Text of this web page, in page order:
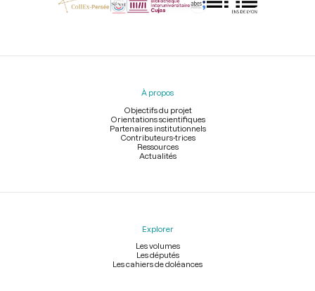
Menu
À propos
Objectifs du projet
Orientations scientifiques
Partenaires institutionnels
Contributeurs-trices
Ressources
Actualités
Explorer
Les volumes
Les députés
Les cahiers de doléances